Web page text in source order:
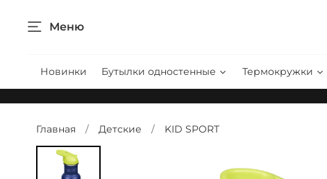
Меню
Новинки Бутылки одностенные Термокружки
Главная Детские KID SPORT